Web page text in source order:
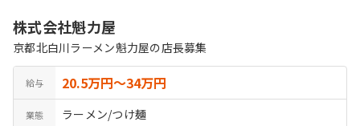
株式会社魁力屋
京都北白川ラーメン魁力屋の店長募集
給与 20.5万円〜34万円
業態 ラーメン/つけ麺